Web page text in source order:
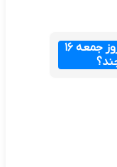
قیمت دینار عراق امروز جمعه ۱۶